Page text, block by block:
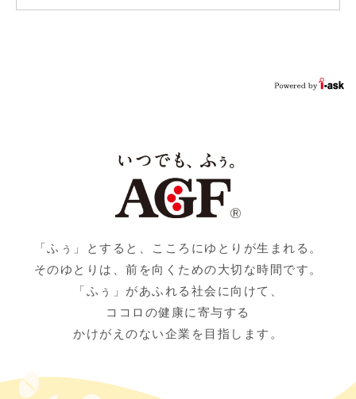
「ふぅ」とすると、こころにゆとりが生まれる。
そのゆとりは、前を向くための大切な時間です。
「ふぅ」があふれる社会に向けて、
ココロの健康に寄与する
かけがえのない企業を目指します。